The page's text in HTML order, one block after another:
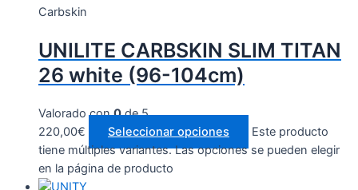
Carbskin
UNILITE CARBSKIN SLIM TITAN
26 white (96-104cm)
Valorado con0de 5
220,00€ Seleccionar opciones
Este producto
tiene múltiples variantes. Las opciones se pueden elegir
en la página de producto